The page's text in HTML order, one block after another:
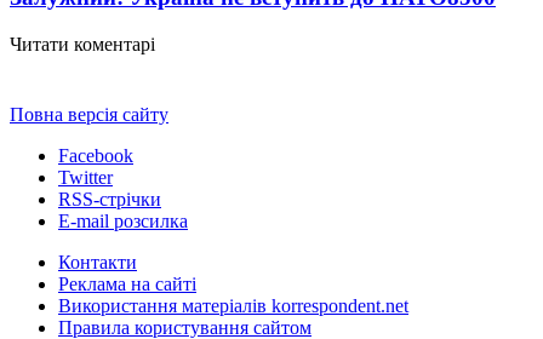
Читати коментарі
Повна версія сайту
Facebook
Twitter
RSS-стрічки
E-mail розсилка
Контакти
Реклама на сайті
Використання матеріалів korrespondent.net
Правила користування сайтом